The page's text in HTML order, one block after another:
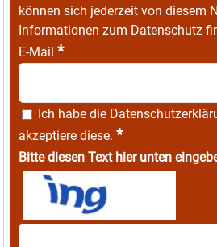
können sich jederzeit von diesem
Informationen zum Datenschutz
E-Mail *
Ich habe die
akzeptiere diese. *
Bitte diesen Text hier unten